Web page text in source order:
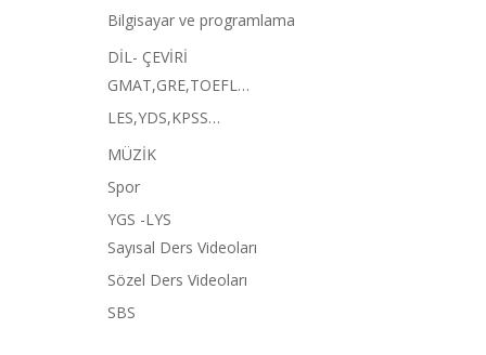
Bilgisayar ve programlama
DİL- ÇEVİRİ
GMAT,GRE,TOEFL…
LES,YDS,KPSS…
MÜZİK
Spor
YGS -LYS
Sayısal Ders Videoları
Sözel Ders Videoları
SBS